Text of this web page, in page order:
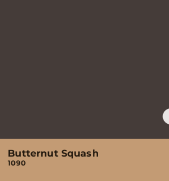
Butternut Squash
1090